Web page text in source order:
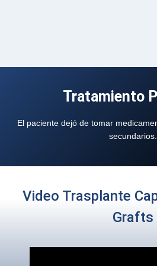
Tratamiento
El paciente dejó de tomar
secundarios.
Video Trasplante
Grafts